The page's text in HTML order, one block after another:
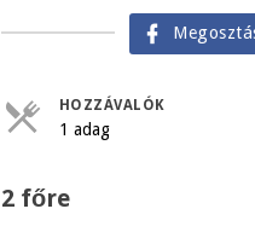
HOZZÁVALÓK
1 adag
2 főre